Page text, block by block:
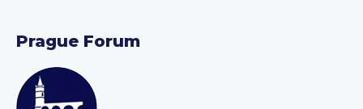
Prague Forum